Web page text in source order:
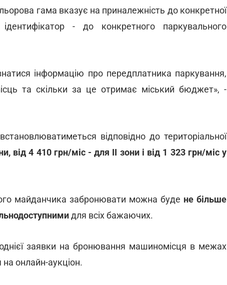
гама вказує на приналежність до конкретної
- до конкретного паркувального
інформацію про передплатника паркування,
та скільки за це отримає міський бюджет», -
відповідно до територіальної
від 4 410 грн/міс - для ІІ зони і від 1 323 грн/міс у
майданчика забронювати можна буде не більше
для всіх бажаючих.
заявки на бронювання машиномісця в межах
онлайн-аукціон.